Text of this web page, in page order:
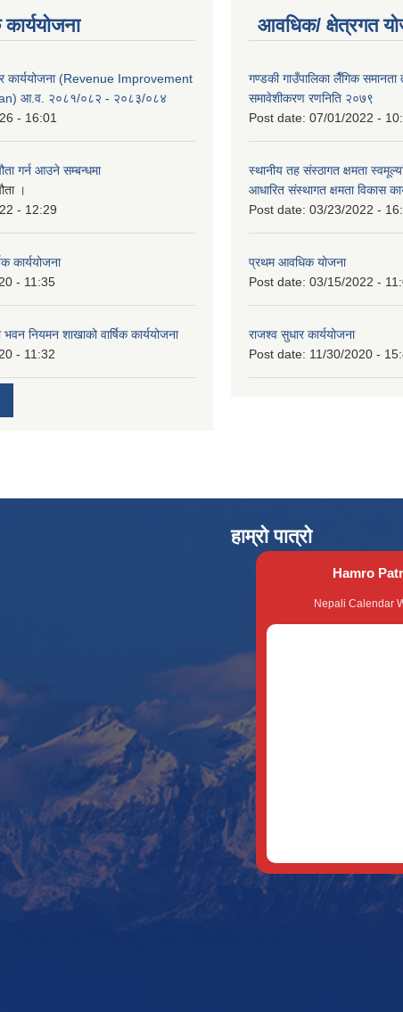
कार्ययोजना
कार्ययोजना (Revenue Improvement
आ.व. २०८१/०८२ - २०८३/०८४
- 16:01
गर्न आउने सम्बन्धमा
।
- 12:29
कार्ययोजना
- 11:35
भवन नियमन शाखाको वार्षिक कार्ययोजना
- 11:32
आवधिक/ क्षेत्रगत
गण्डकी गाउँपालिका लैँगिक समानता
समावेशीकरण रणनिति २०७९
Post date: 07/01/2022 -
स्थानीय तह संस्ठागत क्षमता
आधारित संस्थागत क्षमता विकास
Post date: 03/23/2022 -
प्रथम आवधिक योजना
Post date: 03/15/2022 -
राजश्व सुधार कार्ययोजना
Post date: 11/30/2020 -
हाम्रो पात्रो
Hamro
Nepali Calendar